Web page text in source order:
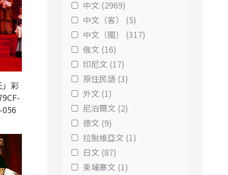
彩
中文 (2969)
中文（客） (5)
中文（閩） (317)
俄文 (16)
印尼文 (17)
原住民語 (3)
外文 (1)
尼泊爾文 (2)
德文 (9)
拉脫維亞文 (1)
日文 (87)
柬埔寨文 (1)